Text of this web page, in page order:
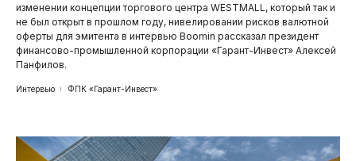
изменении концепции торгового центра WESTMALL, который так и
не был открыт в прошлом году, нивелировании рисков валютной
оферты для эмитента в интервью Boomin рассказал президент
финансово-промышленной корпорации «Гарант-Инвест» Алексей
Панфилов.
Интервью ФПК «Гарант-Инвест»